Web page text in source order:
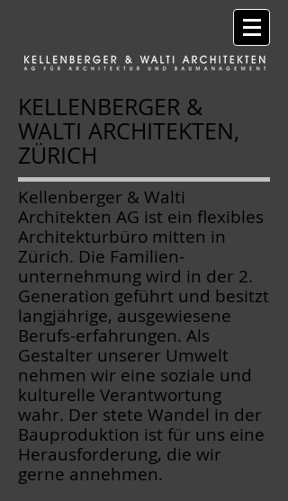
KELLENBERGER &
WALTI ARCHITEKTEN,
ZÜRICH
Kellenberger & Walti
Architekten AG ist ein flexibles
Architekturbüro mitten in
Zürich. Die Familien-
unternehmung wird in der 2.
Generation geführt und besitzt
langjährige, ausgewiesene
Berufs-erfahrungen. Als
Gestalter unserer Umwelt
nehmen wir eine soziale und
kulturelle Verantwortung
wahr. Der stete Wandel in der
Bauproduktion ist für uns eine
Herausforderung, die wir
gerne annehmen.